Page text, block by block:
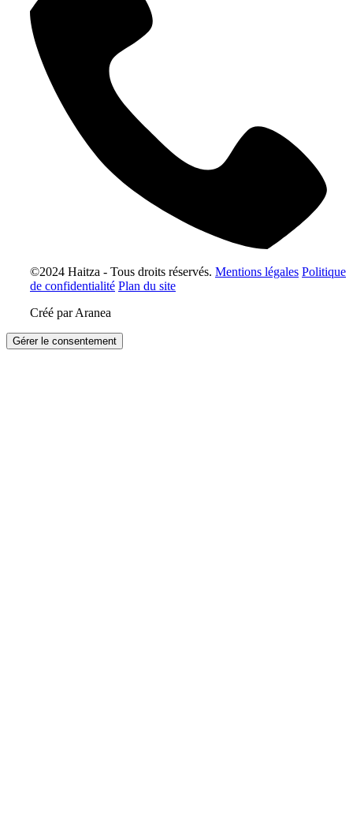
©2024 Haitza - Tous droits réservés. Mentions légales Politique
de confidentialité Plan du site
Créé par Aranea
Gérer le consentement